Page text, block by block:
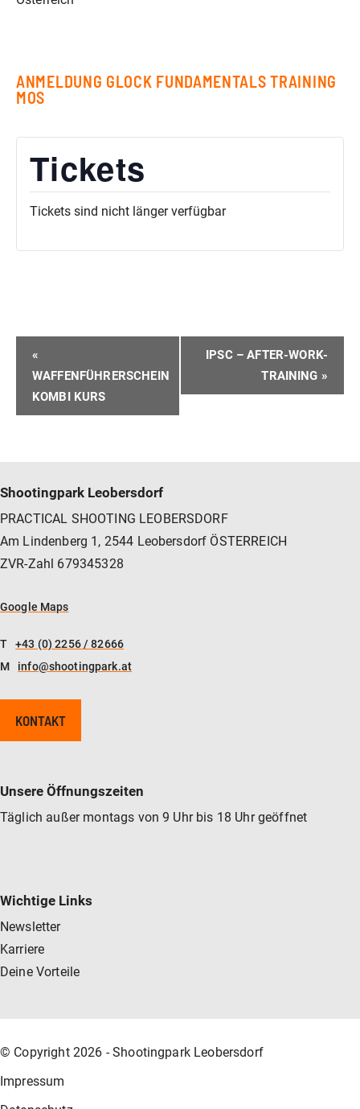
ANMELDUNG GLOCK FUNDAMENTALS TRAINING
MOS
Tickets
Tickets sind nicht länger verfügbar
NAVIGATION
«
WAFFENFÜHRERSCHEIN
KOMBI KURS
IPSC – AFTER-WORK-
TRAINING »
Shootingpark Leobersdorf
PRACTICAL SHOOTING LEOBERSDORF
Am Lindenberg 1, 2544 Leobersdorf ÖSTERREICH
ZVR-Zahl 679345328
Google Maps
T
+43 (0) 2256 / 82666
M
info@shootingpark.at
KONTAKT
Unsere Öffnungszeiten
Täglich außer montags von 9 Uhr bis 18 Uhr geöffnet
Wichtige Links
Newsletter
Karriere
Deine Vorteile
© Copyright 2026 - Shootingpark Leobersdorf
Impressum